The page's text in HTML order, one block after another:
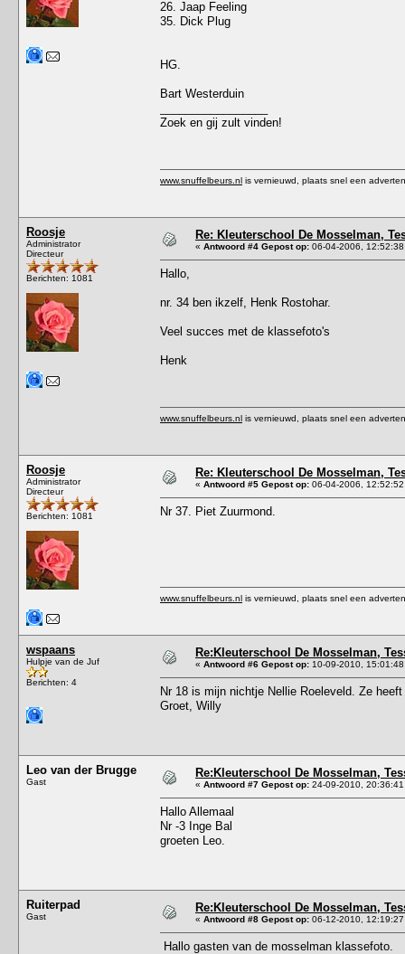
26. Jaap Feeling
35. Dick Plug
HG.
Bart Westerduin
Zoek en gij zult vinden!
www.snuffelbeurs.nl is vernieuwd, plaats snel een
Roosje
Administrator
Directeur
Berichten: 1081
Re: Kleuterschool De Mosselman,
« Antwoord #4 Gepost op: 06-04-2006,
Hallo,
nr. 34 ben ikzelf, Henk Rostohar.
Veel succes met de klassefoto's
Henk
www.snuffelbeurs.nl is vernieuwd, plaats snel een
Roosje
Administrator
Directeur
Berichten: 1081
Re: Kleuterschool De Mosselman,
« Antwoord #5 Gepost op: 06-04-2006,
Nr 37. Piet Zuurmond.
www.snuffelbeurs.nl is vernieuwd, plaats snel een
wspaans
Hulpje van de Juf
Berichten: 4
Re:Kleuterschool De Mosselman,
« Antwoord #6 Gepost op: 10-09-2010,
Nr 18 is mijn nichtje Nellie Roeleveld. Ze
Groet, Willy
Leo van der Brugge
Gast
Re:Kleuterschool De Mosselman,
« Antwoord #7 Gepost op: 24-09-2010,
Hallo Allemaal
Nr -3 Inge Bal
groeten Leo.
Ruiterpad
Gast
Re:Kleuterschool De Mosselman,
« Antwoord #8 Gepost op: 06-12-2010,
Hallo gasten van de mosselman klassefoto.